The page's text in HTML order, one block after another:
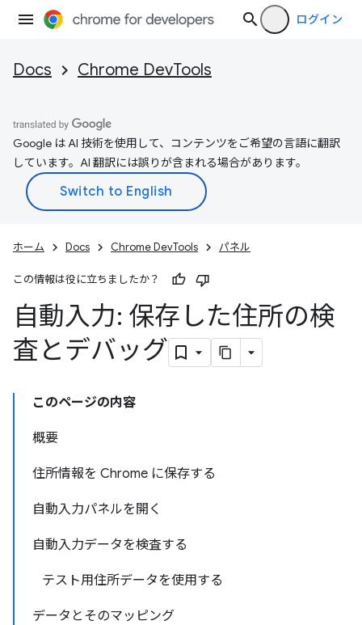
ログイン
Docs Chrome DevTools
Google は AI 技術を使用して、コンテンツをご希望の言語に翻訳
しています。AI 翻訳には誤りが含まれる場合があります。
ホーム Docs Chrome DevTools パネル
この情報は役に立ちましたか？
自動入力: 保存した住所の検
査とデバッグ
このページの内容
概要
住所情報を Chrome に保存する
自動入力パネルを開く
自動入力データを検査する
テスト用住所データを使用する
データとそのマッピング